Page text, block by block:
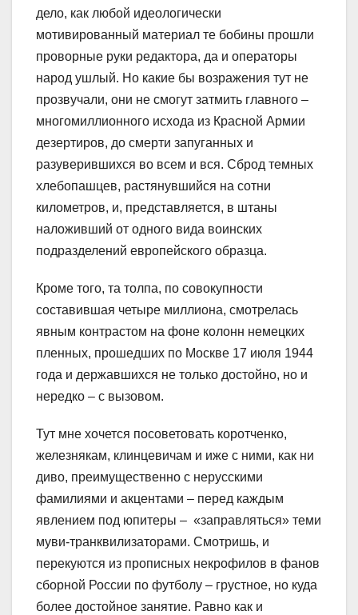
дело, как любой идеологически
мотивированный материал те бобины прошли
проворные руки редактора, да и операторы
народ ушлый. Но какие бы возражения тут не
прозвучали, они не смогут затмить главного –
многомиллионного исхода из Красной Армии
дезертиров, до смерти запуганных и
разуверившихся во всем и вся. Сброд темных
хлебопашцев, растянувшийся на сотни
километров, и, представляется, в штаны
наложивший от одного вида воинских
подразделений европейского образца.
Кроме того, та толпа, по совокупности
составившая четыре миллиона, смотрелась
явным контрастом на фоне колонн немецких
пленных, прошедших по Москве 17 июля 1944
года и державшихся не только достойно, но и
нередко – с вызовом.
Тут мне хочется посоветовать коротченко,
железнякам, клинцевичам и иже с ними, как ни
диво, преимущественно с нерусскими
фамилиями и акцентами – перед каждым
явлением под юпитеры – «заправляться» теми
муви-транквилизаторами. Смотришь, и
перекуются из прописных некрофилов в фанов
сборной России по футболу – грустное, но куда
более достойное занятие. Равно как и